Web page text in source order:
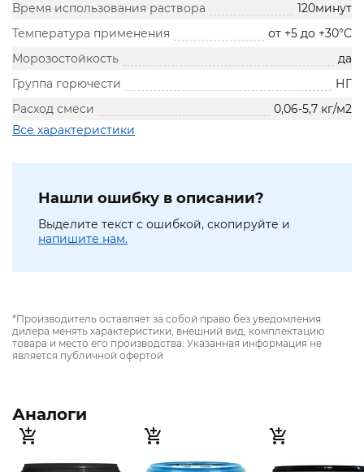
Время использования раствора
120минут
Температура применения
от +5 до +30°С
Морозостойкость
да
Группа горючести
НГ
Расход смеси
0,06-5,7 кг/м2
Все характеристики
Нашли ошибку в описании?
Выделите текст с ошибкой, скопируйте и
напишите нам.
*Производитель оставляет за собой право без уведомления
дилера менять характеристики, внешний вид, комплектацию
товара и место его производства. Указанная информация не
является публичной офертой
Аналоги